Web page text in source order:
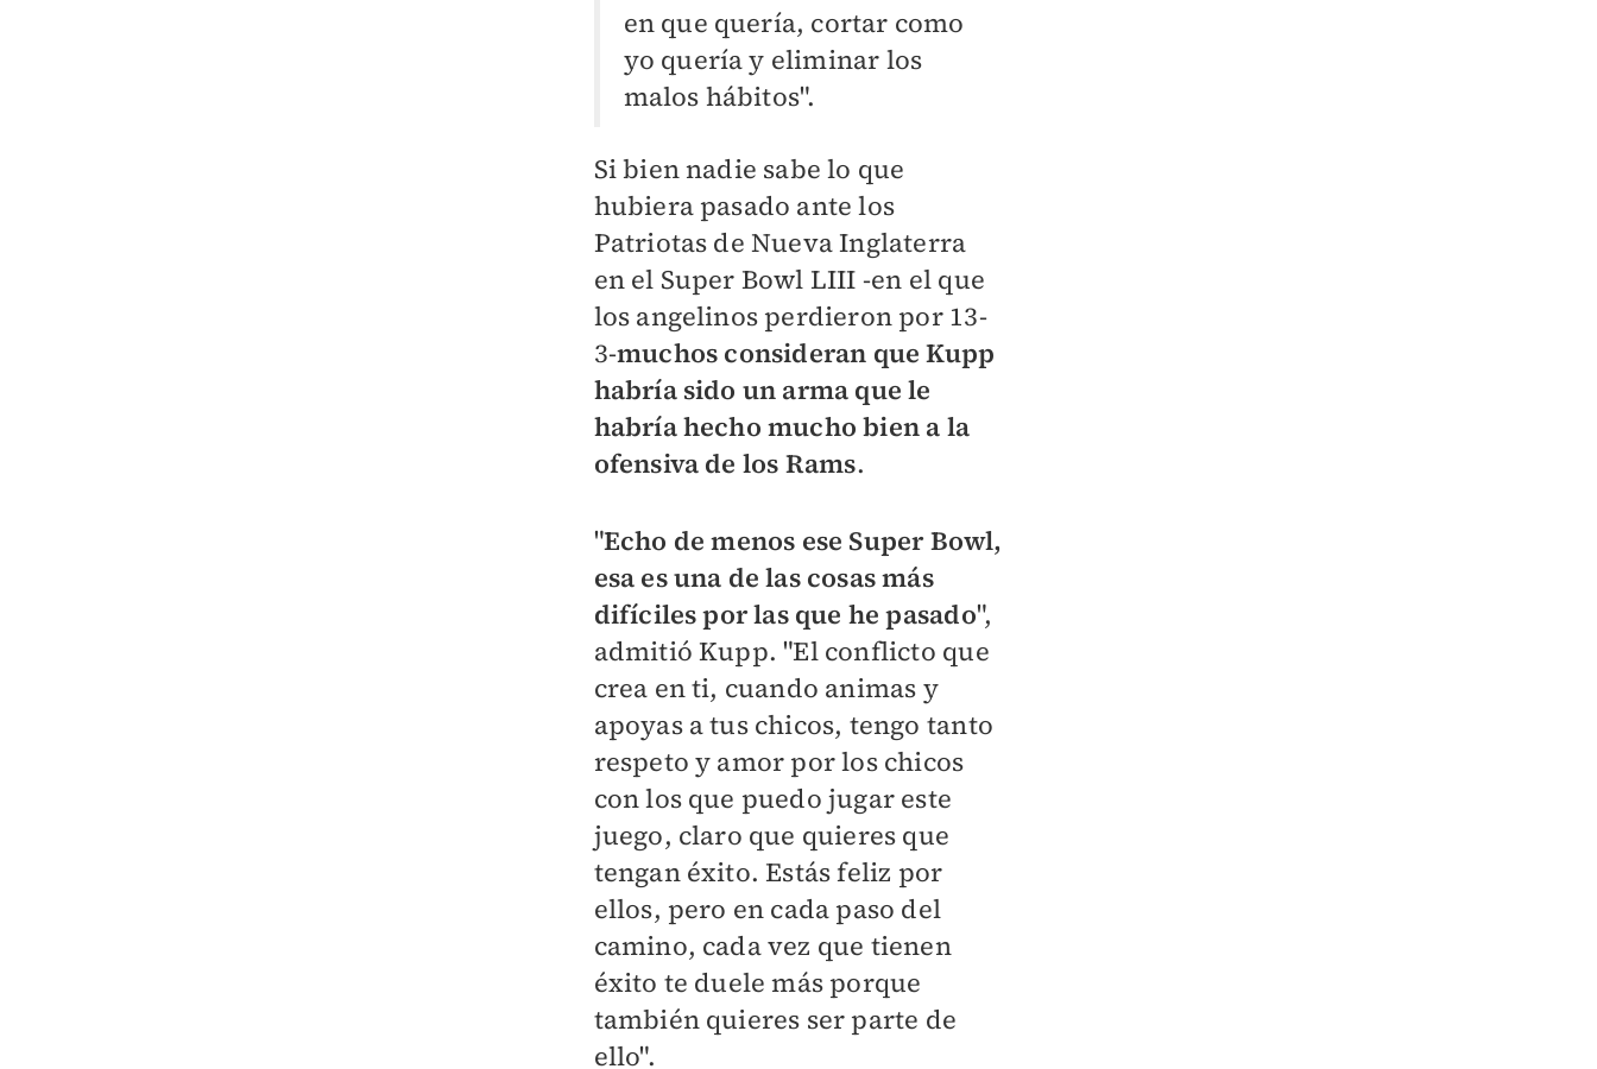
en que quería, cortar como
yo quería y eliminar los
malos hábitos".
Si bien nadie sabe lo que
hubiera pasado ante los
Patriotas de Nueva Inglaterra
en el Super Bowl LIII -en el que
los angelinos perdieron por 13-
3-muchos consideran que Kupp
habría sido un arma que le
habría hecho mucho bien a la
ofensiva de los Rams.
"Echo de menos ese Super Bowl,
esa es una de las cosas más
difíciles por las que he pasado",
admitió Kupp. "El conflicto que
crea en ti, cuando animas y
apoyas a tus chicos, tengo tanto
respeto y amor por los chicos
con los que puedo jugar este
juego, claro que quieres que
tengan éxito. Estás feliz por
ellos, pero en cada paso del
camino, cada vez que tienen
éxito te duele más porque
también quieres ser parte de
ello".